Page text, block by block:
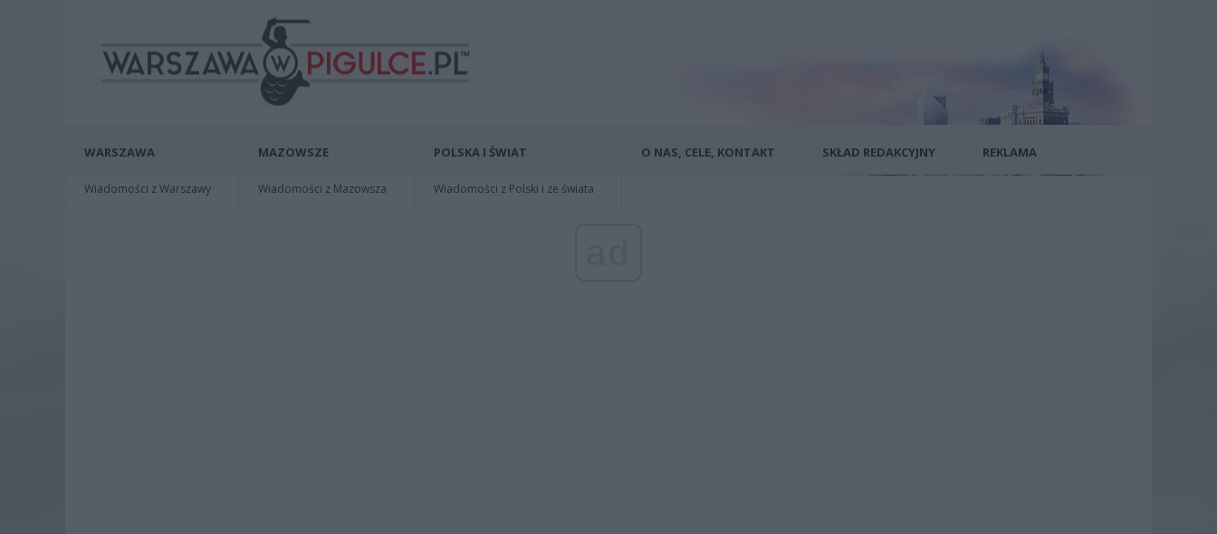
WARSZAWA
Wiadomości z Warszawy
MAZOWSZE
Wiadomości z Mazowsza
POLSKA I ŚWIAT
Wiadomości z Polski i ze świata
O NAS, CELE, KONTAKT SKŁAD REDAKCYJNY REKLAMA